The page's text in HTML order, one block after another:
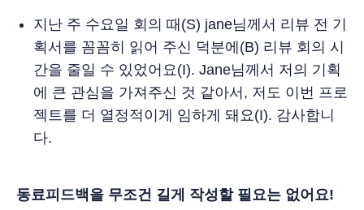
지난 주 수요일 회의 때(S) jane님께서 리뷰 전 기
획서를 꼼꼼히 읽어 주신 덕분에(B) 리뷰 회의 시
간을 줄일 수 있었어요(I). Jane님께서 저의 기획
에 큰 관심을 가져주신 것 같아서, 저도 이번 프로
젝트를 더 열정적이게 임하게 돼요(I). 감사합니
다.
동료피드백을 무조건 길게 작성할 필요는 없어요!